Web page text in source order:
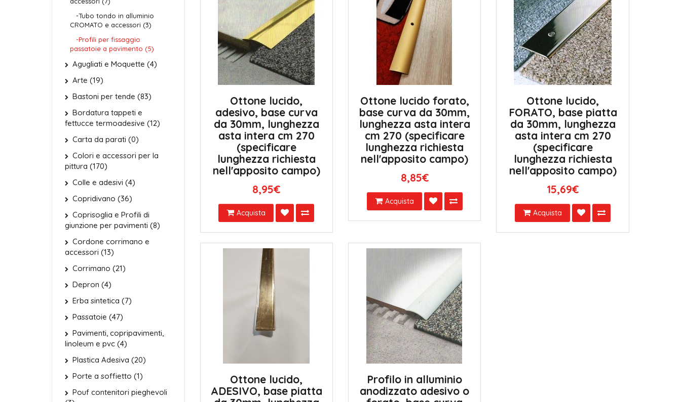
-Tubo tondo in alluminio
CROMATO e accessori (3)
-Profili per fissaggio
passatoie a pavimento (5)
Agugliati e Moquette (4)
Arte (19)
Bastoni per tende (83)
Bordatura tappeti e
fettucce termoadesive (12)
Carta da parati (0)
Colori e accessori per la
pittura (170)
Colle e adesivi (4)
Copridivano (36)
Coprisoglia e Profili di
giunzione per pavimenti (8)
Cordone corrimano e
accessori (13)
Corrimano (21)
Depron (4)
Erba sintetica (7)
Passatoie (47)
Pavimenti, copripavimenti,
linoleum e pvc (4)
Plastica Adesiva (20)
Porte a soffietto (1)
Pouf contenitori pieghevoli
Ottone lucido,
adesivo, base curva
da 30mm, lunghezza
asta intera cm 270
(specificare
lunghezza richiesta
nell'apposito campo)
8,95€
Acquista
Ottone lucido forato,
base curva da 30mm,
lunghezza asta intera
cm 270 (specificare
lunghezza richiesta
nell'apposito campo)
8,85€
Acquista
Ottone lucido,
FORATO, base piatta
da 30mm, lunghezza
asta intera cm 270
(specificare
lunghezza richiesta
nell'apposito campo)
15,69€
Acquista
Ottone lucido,
ADESIVO, base piatta
Profilo in alluminio
anodizzato adesivo o